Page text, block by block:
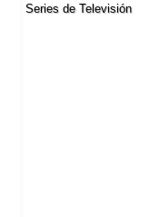
Series de Televisión